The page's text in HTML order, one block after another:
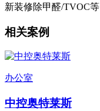
新装修除甲醛/TVOC等
相关案例
办公室
中控奥特莱斯